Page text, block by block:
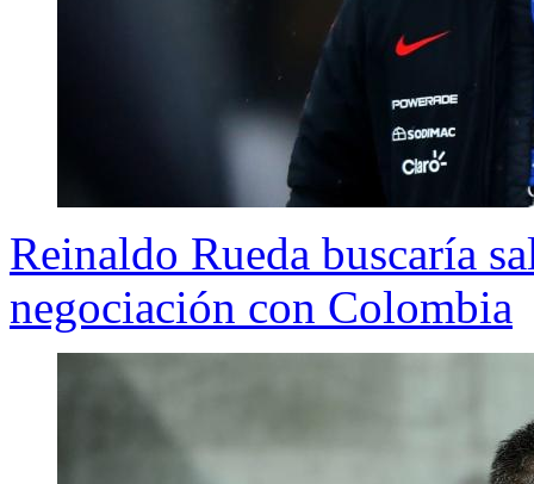
Reinaldo Rueda buscaría
negociación con Colombia